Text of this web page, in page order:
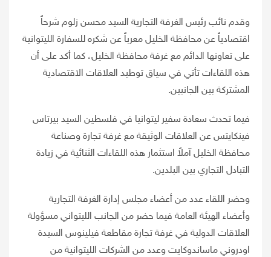
وقدم نائب رئيس الغرفة التجارية السيد محسن زلوم شرحاً
اقتصادياً عن محافظة الخليل معرباً عن شكره للسفارة الليتوانية
على تعاونها الدائم مع غرفة محافظة الخليل، كما أكد على أن
هذه اللقاءات تأتي في سياق توطيد العلاقات الاقتصادية
المشتركة بين الجانبين.
فيما تحدث سعادة سفير ليتوانيا في فلسطين السيد بيرتاس
فينكايتس عن العلاقات الوثيقة مع غرفة تجارة وصناعة
محافظة الخليل آملاً استثمار هذه اللقاءات الثنائية في زيادة
التبادل التجاري بين البلدين.
وحضر اللقاء عدد من أعضاء مجلس إدارة الغرفة التجارية
وأعضاء الهيئة العامة فيما حضر من الجانب الليتواني مسؤولة
العلاقات الدولية في غرفة تجارة مقاطعة فيلينوس السيدة
اودروني ماساندوكايت وعدد من الشركات الليتوانية من